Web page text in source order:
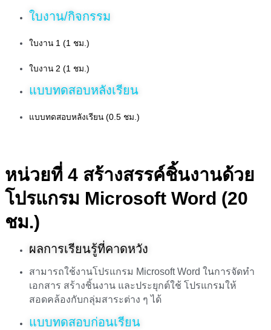
ใบงาน/กิจกรรม
ใบงาน 1 (1 ชม.)
ใบงาน 2 (1 ชม.)
แบบทดสอบหลังเรียน
แบบทดสอบหลังเรียน (0.5 ชม.)
หน่วยที่ 4 สร้างสรรค์ชิ้นงานด้วย
โปรแกรม Microsoft Word (20
ชม.)
ผลการเรียนรู้ที่คาดหวัง
สามารถใช้งานโปรแกรม Microsoft Word ในการจัดทำ
เอกสาร สร้างชิ้นงาน และประยุกต์ใช้ โปรแกรมให้
สอดคล้องกับกลุ่มสาระต่าง ๆ ได้
แบบทดสอบก่อนเรียน